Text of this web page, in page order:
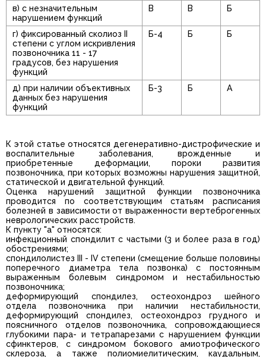
в) с незначительным
нарушением функций
В В Б
г) фиксированный сколиоз II
степени с углом искривления
позвоночника 11 - 17
градусов, без нарушения
функций
Б-4 Б Б
д) при наличии объективных
данных без нарушения
функций
Б-3 Б А
К этой статье относятся дегенеративно-дистрофические и
воспалительные заболевания, врожденные и
приобретенные деформации, пороки развития
позвоночника, при которых возможны нарушения защитной,
статической и двигательной функций.
Оценка нарушений защитной функции позвоночника
проводится по соответствующим статьям расписания
болезней в зависимости от выраженности вертеброгенных
неврологических расстройств.
К пункту "а" относятся:
инфекционный спондилит с частыми (3 и более раза в год)
обострениями;
спондилолистез III - IV степени (смещение больше половины
поперечного диаметра тела позвонка) с постоянным
выраженным болевым синдромом и нестабильностью
позвоночника;
деформирующий спондилез, остеохондроз шейного
отдела позвоночника при наличии нестабильности,
деформирующий спондилез, остеохондроз грудного и
поясничного отделов позвоночника, сопровождающиеся
глубокими пара- и тетрапарезами с нарушением функции
сфинктеров, с синдромом бокового амиотрофического
склероза, а также полиомиелитическим, каудальным,